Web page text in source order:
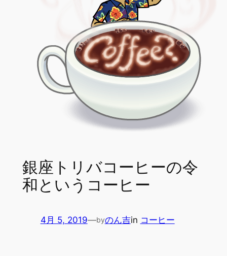
銀座トリバコーヒーの令
和というコーヒー
4月 5, 2019—byのん吉in コーヒー